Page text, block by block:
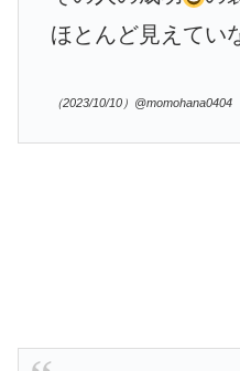
ほとんど見えてい
（2023/10/10）@momohana0404